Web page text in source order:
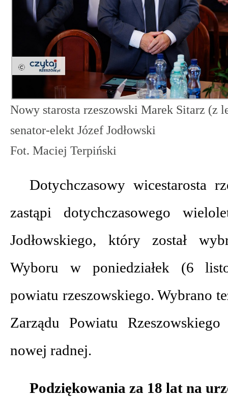
Nowy starosta rzeszowski Marek Sitarz (z
senator-elekt Józef Jodłowski
Fot. Maciej Terpiński
Dotychczasowy wicestarosta
zastąpi dotychczasowego
Jodłowskiego, który został
Wyboru w poniedziałek (6
powiatu rzeszowskiego. Wybrano
Zarządu Powiatu
nowej radnej.
Podziękowania za 18 lat na